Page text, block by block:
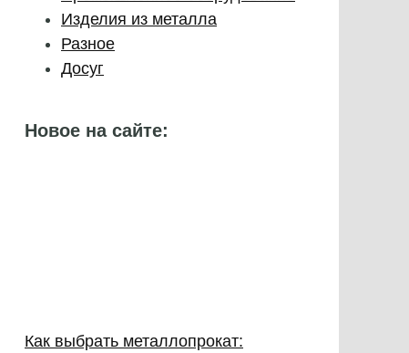
Изделия из металла
Разное
Досуг
Новое на сайте:
Как выбрать металлопрокат: